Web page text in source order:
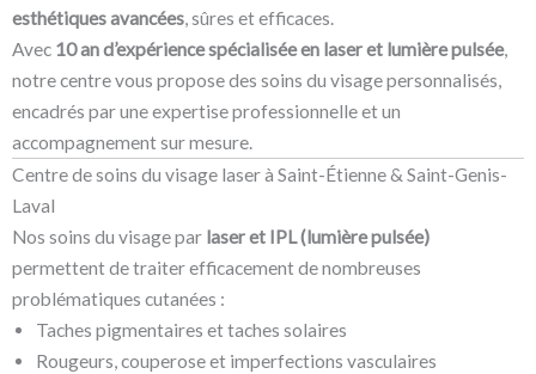
esthétiques avancées, sûres et efficaces.
Avec 10 an d’expérience spécialisée en laser et lumière pulsée,
notre centre vous propose des soins du visage personnalisés,
encadrés par une expertise professionnelle et un
accompagnement sur mesure.
Centre de soins du visage laser à Saint-Étienne & Saint-Genis-
Laval
Nos soins du visage par laser et IPL (lumière pulsée)
permettent de traiter efficacement de nombreuses
problématiques cutanées :
Taches pigmentaires et taches solaires
Rougeurs, couperose et imperfections vasculaires